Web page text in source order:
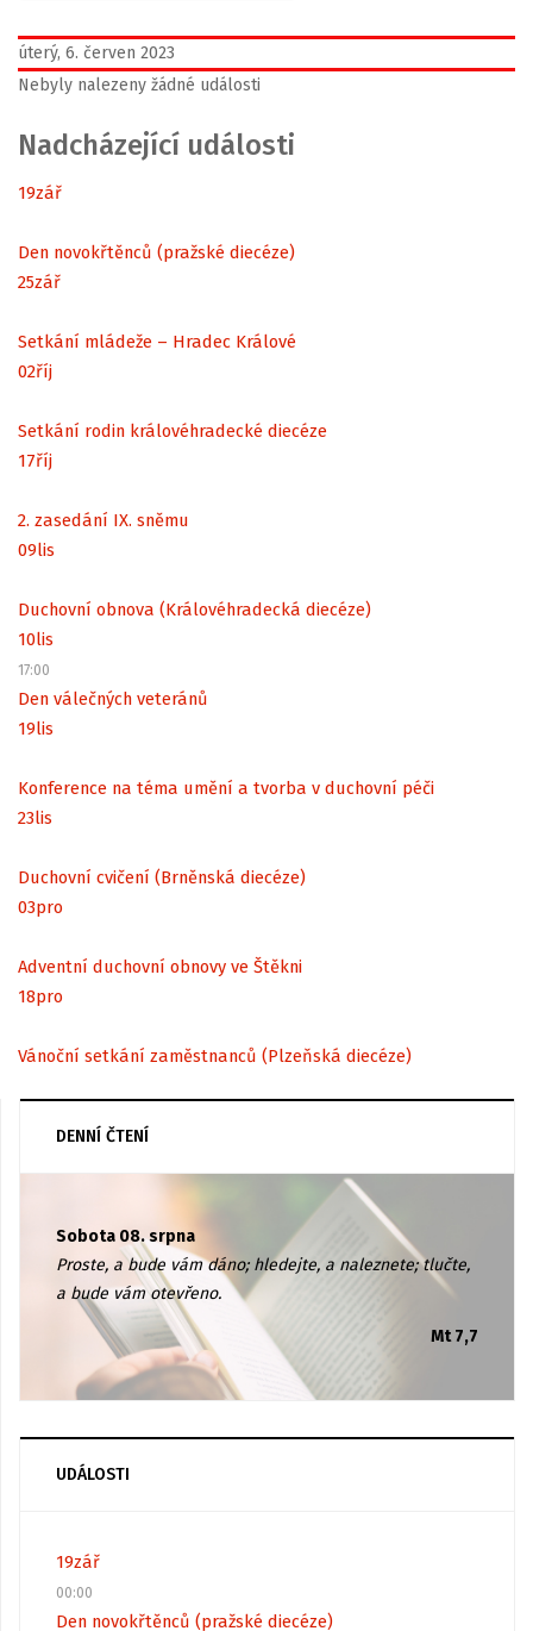
úterý, 6. červen 2023
Nebyly nalezeny žádné události
Nadcházející události
19zář
Den novokřtěnců (pražské diecéze)
25zář
Setkání mládeže – Hradec Králové
02říj
Setkání rodin královéhradecké diecéze
17říj
2. zasedání IX. sněmu
09lis
Duchovní obnova (Královéhradecká diecéze)
10lis
17:00
Den válečných veteránů
19lis
Konference na téma umění a tvorba v duchovní péči
23lis
Duchovní cvičení (Brněnská diecéze)
03pro
Adventní duchovní obnovy ve Štěkni
18pro
Vánoční setkání zaměstnanců (Plzeňská diecéze)
DENNÍ ČTENÍ
Sobota 08. srpna
Proste, a bude vám dáno; hledejte, a naleznete; tlučte,
a bude vám otevřeno.
Mt 7,7
UDÁLOSTI
19zář
00:00
Den novokřtěnců (pražské diecéze)